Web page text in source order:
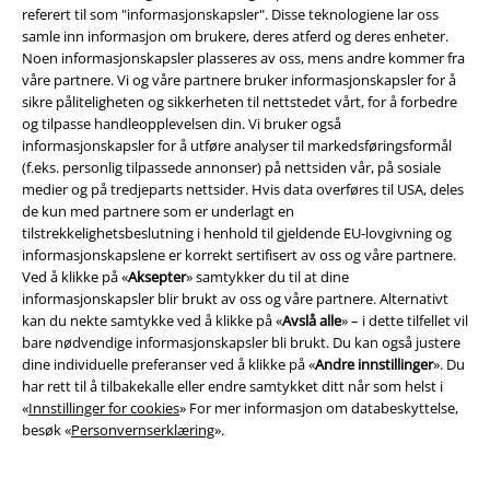
referert til som "informasjonskapsler". Disse teknologiene lar oss
samle inn informasjon om brukere, deres atferd og deres enheter.
Noen informasjonskapsler plasseres av oss, mens andre kommer fra
våre partnere. Vi og våre partnere bruker informasjonskapsler for å
sikre påliteligheten og sikkerheten til nettstedet vårt, for å forbedre
og tilpasse handleopplevelsen din. Vi bruker også
informasjonskapsler for å utføre analyser til markedsføringsformål
(f.eks. personlig tilpassede annonser) på nettsiden vår, på sosiale
medier og på tredjeparts nettsider. Hvis data overføres til USA, deles
de kun med partnere som er underlagt en
tilstrekkelighetsbeslutning i henhold til gjeldende EU-lovgivning og
informasjonskapslene er korrekt sertifisert av oss og våre partnere.
Ved å klikke på «Aksepter» samtykker du til at dine
informasjonskapsler blir brukt av oss og våre partnere. Alternativt
kan du nekte samtykke ved å klikke på «Avslå alle» – i dette tilfellet vil
bare nødvendige informasjonskapsler bli brukt. Du kan også justere
dine individuelle preferanser ved å klikke på «Andre innstillinger». Du
har rett til å tilbakekalle eller endre samtykket ditt når som helst i
«Innstillinger for cookies» For mer informasjon om databeskyttelse,
besøk «Personvernserklæring».
lojale Death Eaters for å holde seg i livet. Målet hans? Å bli mektigere og
å drepe Harry en gang for alle
For å rømme døden fikk Harry hjelp fra vennene Ron og Hermione og
jakte ned å drepe Voldemort. Sjelen til Voldemort var delt i 8 flere deler å
låst vekk i objekter og vesener, fragmentene er kalt horcruxes. Alt Harry,
Ron og Hermione trengte å gjøre var å finne horcruxene og ødelegge
dem. Om du vil bli minnet på hvordan historien ender, husk at alle 8
Harry Potter filmene er tilgjengelige på DVD og Blu-ray iHarry Potter
Online Butikken. De vil se fantastisk ut på hylla! Og det vil disse
Potter Funko Pop! figurer også!
Harry Potter sin merch verden vokser!;
Når rulleteksten til den siste filmen begynte å rulle var fans verden over
klare for å legge bort tryllestavene. Heldigvis hadde ikke J.K. Rowling
planer å gi seg og i 2016 ga hun ut teaterstykke “Harry Potter and the
Cursed Child” som også er tilgjengelig hos EMP.
Potter fans fikk en ekstra dose magi og skapninger i : Fantastic Beasts